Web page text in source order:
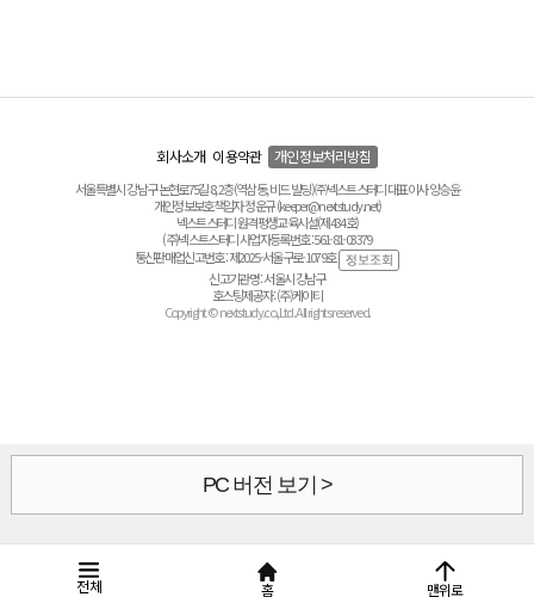
전체 홈 맨위로
회사소개 이용약관 개인정보처리방침
서울특별시 강남구 논현로75길 8, 2층(역삼동, 비드 빌딩) ㈜넥스트스터디 대표이사 양승윤
개인정보보호책임자 정운규 (keeper@nextstudy.net)
넥스트스터디 원격평생교육시설(제434호)
(주)넥스트스터디 사업자등록번호 : 561-81-03379
통신판매업신고번호 : 제2025-서울구로-1079호
신고기관명 : 서울시 강남구
호스팅제공자 : (주)케이티
Copyright © nextstudy.co.,Ltd. All rights reserved.
PC 버전 보기 >